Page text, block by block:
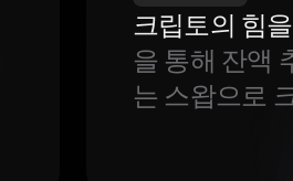
크립토의 힘
을 통해 잔액
는 스왑으로